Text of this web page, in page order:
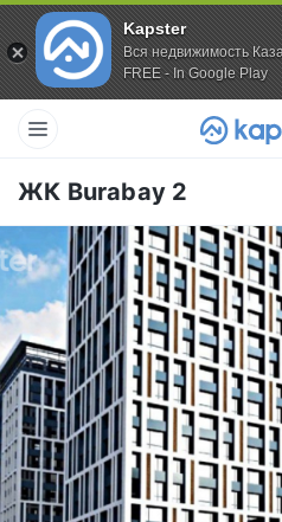
Kapster
Вся недвижимость
FREE - In Google Play
ЖК Burabay 2